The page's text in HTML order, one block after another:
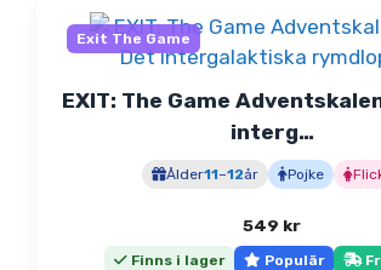
Exit The Game
EXIT: The Game
interg…
Ålder11–12år Pojke
549 kr
Finns i lager Populär